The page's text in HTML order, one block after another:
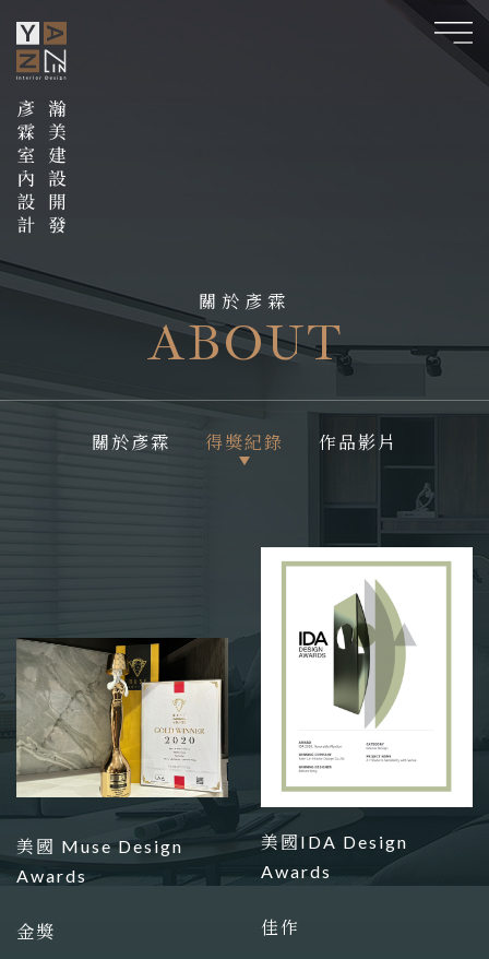
關於彥霖
ABOUT
關於彥霖 得獎紀錄 作品影片
美國 Muse Design
Awards
金獎
美國IDA Design
Awards
佳作